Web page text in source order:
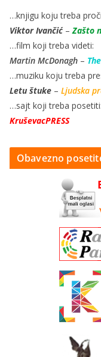
…knjigu koju treba
Viktor Ivančić–Zašto
…film koji treba videti:
Martin McDonagh –
…muziku koju treba
Letu štuke – Ljudska
…sajt koji treba posetiti:
KruševacPRESS
Obavezno